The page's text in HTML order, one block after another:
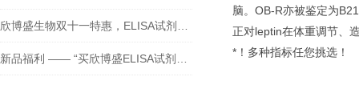
脑。OB-R亦被鉴定为
正对leptin在体重调节、
*！多种指标任您挑选！